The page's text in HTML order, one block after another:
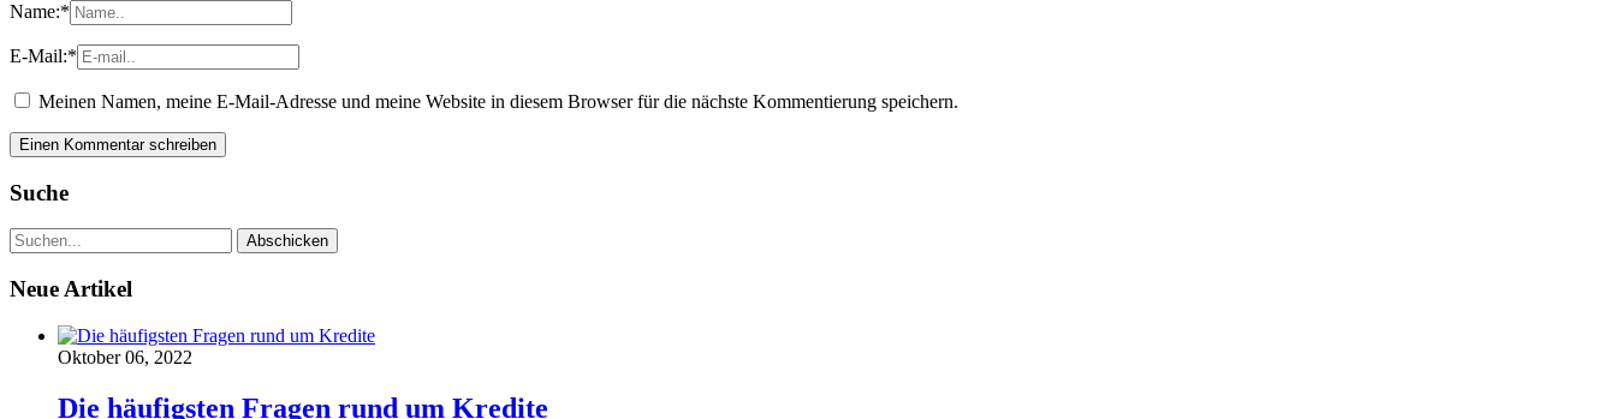
Name:*
E-Mail:*
Meinen Namen, meine E-Mail-Adresse und meine Website in diesem Browser für die nächste Kommentierung speichern.
Suche
Neue Artikel
Oktober 06, 2022
Die häufigsten Fragen rund um Kredite